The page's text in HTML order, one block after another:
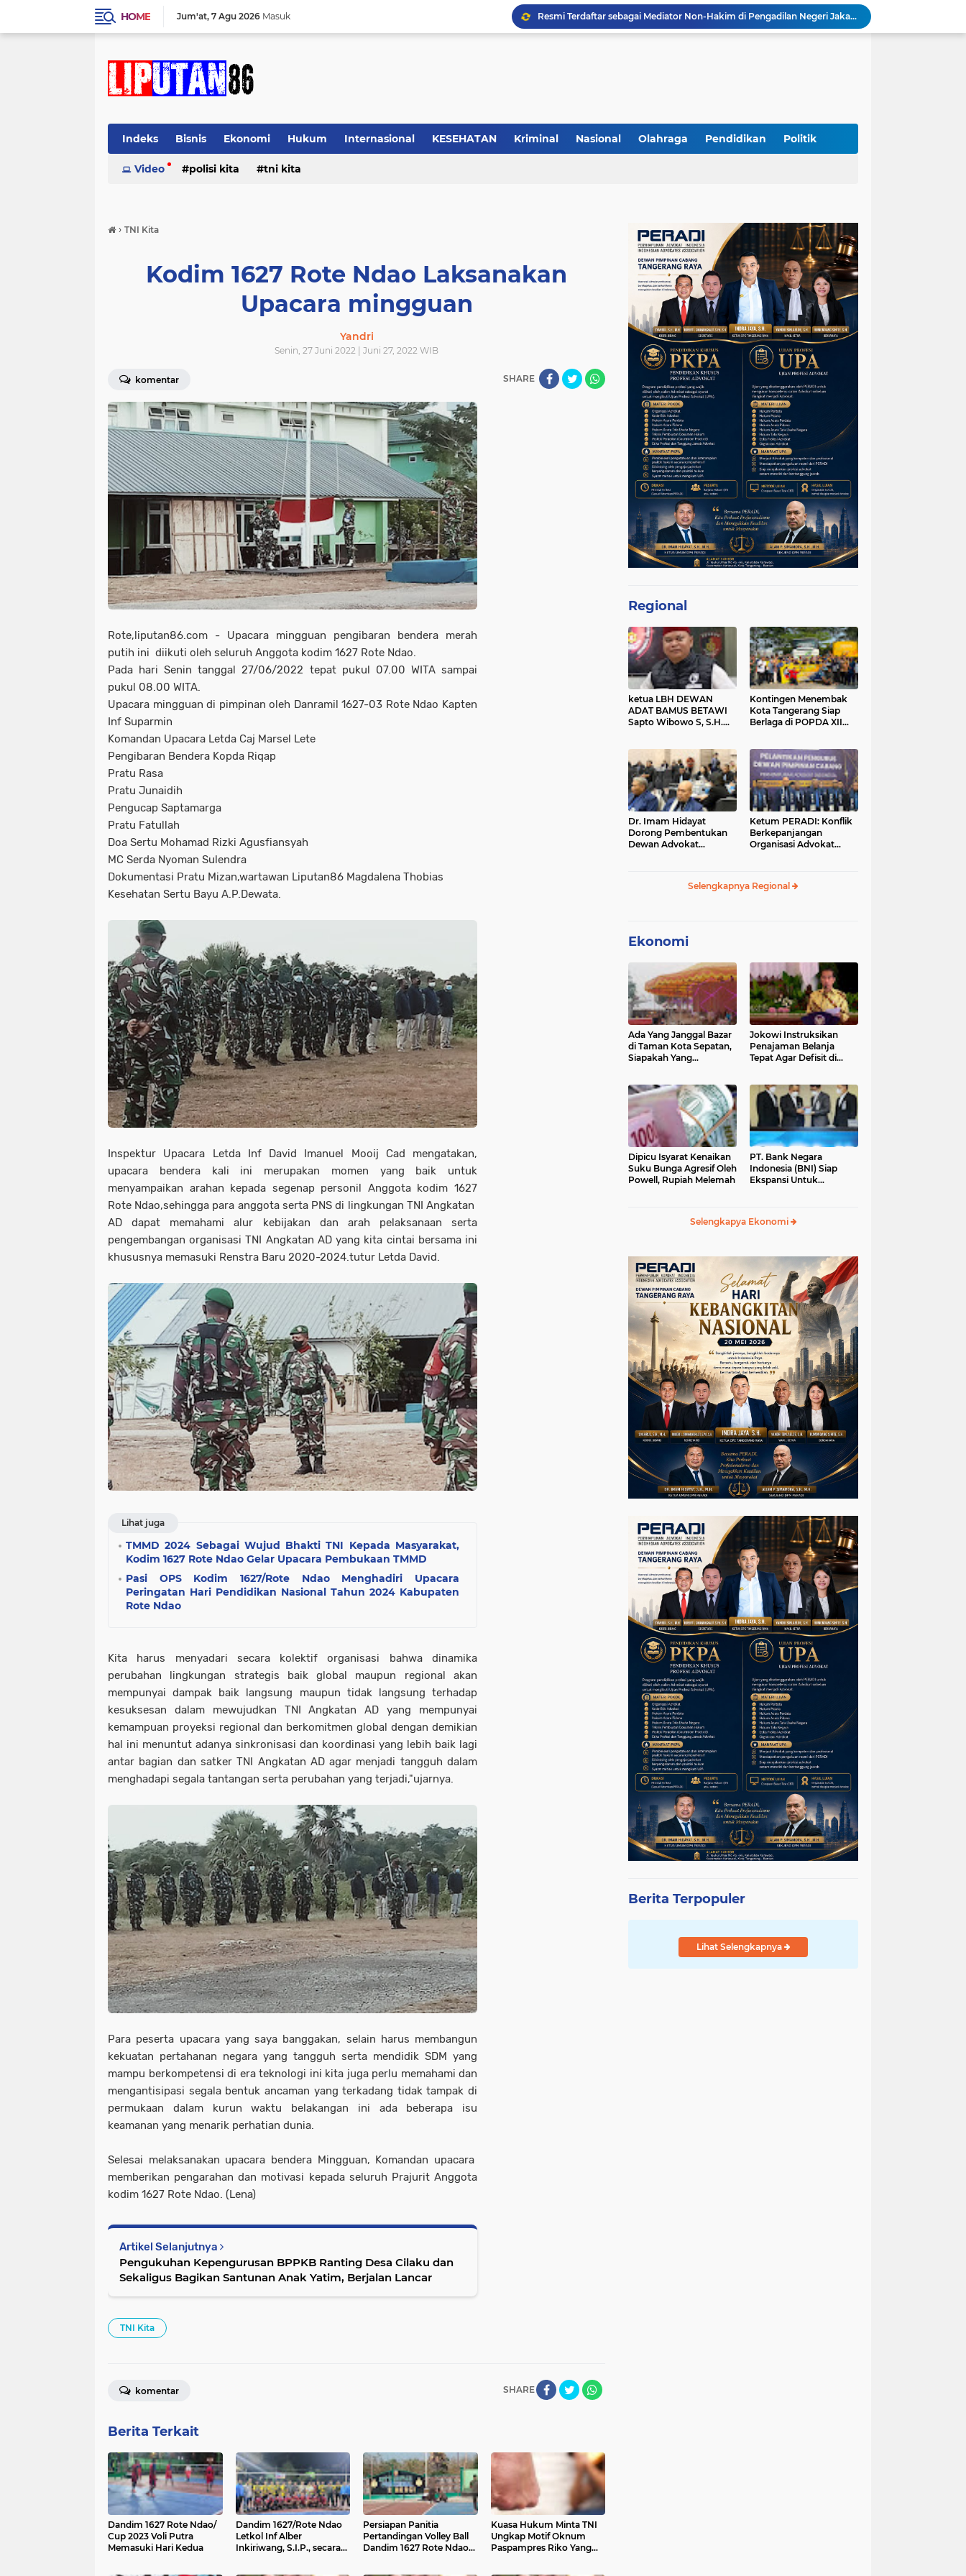
HOME Jum'at 7 Agu 2026 Masuk Resmi Terdaftar sebagai Mediator Non-Hakim di Pengadilan Negeri Jakarta Selatan, Yandri, S.H. Siap Mengedepankan Keadilan Melalui Jalur Perdamaian
Yandri SH Kawal APDESI di Gugatan PSN PIK 2, Tegaskan Komitmen pada Supremasi Hukum
‎PT. GOLDEN TRI BANAYA ‎Mitra Terpercaya Penyedia Jasa Outsourcing dan Tenaga Kerja Profesional
Indeks Bisnis Ekonomi Hukum Internasional KESEHATAN Kriminal Nasional Olahraga Pendidikan Politik
Video polisi kita tni kita
› TNI Kita
Kodim 1627 Rote Ndao Laksanakan
Upacara mingguan
Yandri
Senin, 27 Juni 2022 | Juni 27, 2022 WIB
komentar SHARE
Rote,liputan86.com - Upacara mingguan pengibaran bendera merah
putih ini diikuti oleh seluruh Anggota kodim 1627 Rote Ndao.
Pada hari Senin tanggal 27/06/2022 tepat pukul 07.00 WITA sampai
pukul 08.00 WITA.
Upacara mingguan di pimpinan oleh Danramil 1627-03 Rote Ndao Kapten
Inf Suparmin
Komandan Upacara Letda Caj Marsel Lete
Pengibaran Bendera Kopda Riqap
Pratu Rasa
Pratu Junaidih
Pengucap Saptamarga
Pratu Fatullah
Doa Sertu Mohamad Rizki Agusfiansyah
MC Serda Nyoman Sulendra
Dokumentasi Pratu Mizan,wartawan Liputan86 Magdalena Thobias
Kesehatan Sertu Bayu A.P.Dewata.
Inspektur Upacara Letda Inf David Imanuel Mooij Cad mengatakan,
upacara bendera kali ini merupakan momen yang baik untuk
menyampaikan arahan kepada segenap personil Anggota kodim 1627
Rote Ndao,sehingga para anggota serta PNS di lingkungan TNI Angkatan
AD dapat memahami alur kebijakan dan arah pelaksanaan serta
pengembangan organisasi TNI Angkatan AD yang kita cintai bersama ini
khususnya memasuki Renstra Baru 2020-2024.tutur Letda David.
Lihat juga
TMMD 2024 Sebagai Wujud Bhakti TNI Kepada Masyarakat,
Kodim 1627 Rote Ndao Gelar Upacara Pembukaan TMMD
Pasi OPS Kodim 1627/Rote Ndao Menghadiri Upacara
Peringatan Hari Pendidikan Nasional Tahun 2024 Kabupaten
Rote Ndao
Kita harus menyadari secara kolektif organisasi bahwa dinamika
perubahan lingkungan strategis baik global maupun regional akan
mempunyai dampak baik langsung maupun tidak langsung terhadap
kesuksesan dalam mewujudkan TNI Angkatan AD yang mempunyai
kemampuan proyeksi regional dan berkomitmen global dengan demikian
hal ini menuntut adanya sinkronisasi dan koordinasi yang lebih baik lagi
antar bagian dan satker TNI Angkatan AD agar menjadi tangguh dalam
menghadapi segala tantangan serta perubahan yang terjadi,"ujarnya.
Para peserta upacara yang saya banggakan, selain harus membangun
kekuatan pertahanan negara yang tangguh serta mendidik SDM yang
mampu berkompetensi di era teknologi ini kita juga perlu memahami dan
mengantisipasi segala bentuk ancaman yang terkadang tidak tampak di
permukaan dalam kurun waktu belakangan ini ada beberapa isu
keamanan yang menarik perhatian dunia.
Selesai melaksanakan upacara bendera Mingguan, Komandan upacara
memberikan pengarahan dan motivasi kepada seluruh Prajurit Anggota
kodim 1627 Rote Ndao. (Lena)
Artikel Selanjutnya
Pengukuhan Kepengurusan BPPKB Ranting Desa Cilaku dan
Sekaligus Bagikan Santunan Anak Yatim, Berjalan Lancar
TNI Kita
SHARE
komentar
Berita Terkait
Dandim 1627 Rote Ndao/
Cup 2023 Voli Putra
Memasuki Hari Kedua
Dandim 1627/Rote Ndao
Letkol Inf Alber
Inkiriwang, S.I.P., secara
Persiapan Panitia
Pertandingan Volley Ball
Dandim 1627 Rote Ndao
Kuasa Hukum Minta TNI
Ungkap Motif Oknum
Paspampres Riko Yang
Regional
ketua LBH DEWAN
ADAT BAMUS BETAWI
Sapto Wibowo S, S.H.
Statement di Media
Kontingen Menembak
Kota Tangerang Siap
Berlaga di POPDA XII
Dr. Imam Hidayat
Dorong Pembentukan
Dewan Advokat
Ketum PERADI: Konflik
Berkepanjangan
Organisasi Advokat
Selengkapnya Regional
Ekonomi
Ada Yang Janggal Bazar
di Taman Kota Sepatan,
Siapakah Yang
Jokowi Instruksikan
Penajaman Belanja
Tepat Agar Defisit di
Dipicu Isyarat Kenaikan
Suku Bunga Agresif Oleh
Powell, Rupiah Melemah
PT. Bank Negara
Indonesia (BNI) Siap
Ekspansi Untuk
Selengkapya Ekonomi
Berita Terpopuler
Lihat Selengkapnya